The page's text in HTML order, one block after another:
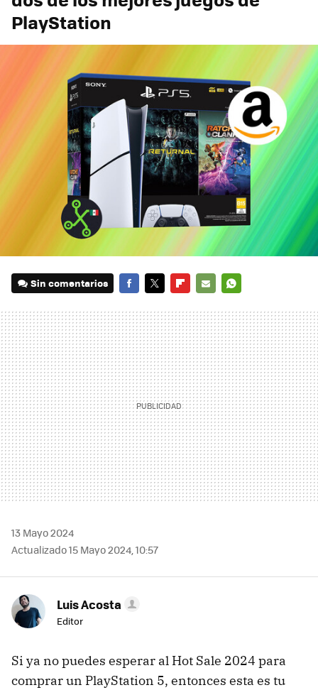
PlayStation
Sin comentarios
MAIL
13 Mayo 2024
Actualizado 15 Mayo 2024, 10:57
Luis Acosta
Editor
Si ya no puedes esperar al Hot Sale 2024 para
comprar un PlayStation 5, entonces esta es tu